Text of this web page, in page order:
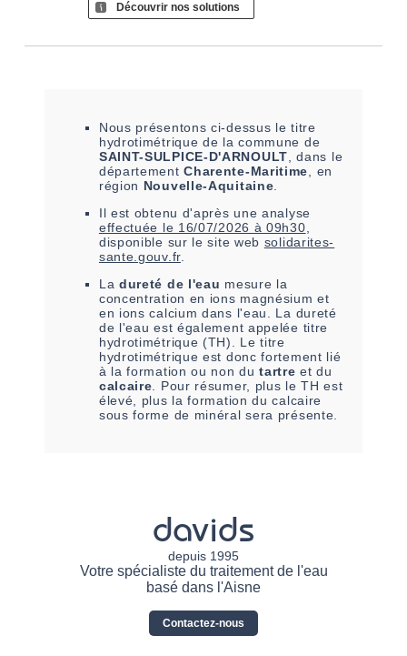
Découvrir nos solutions
Nous présentons ci-dessus le titre
hydrotimétrique de la commune de
SAINT-SULPICE-D'ARNOULT , dans le
départementCharente-Maritime , en
région Nouvelle-Aquitaine
Il est obtenu d'après une analyse
effectuée le 16/07/2026 à 09h30
disponible sur le site web solidarites-
sante.gouv.fr.
La dureté de l'eau mesure la
concentration en ions magnésium et
en ions calcium dans l'eau. La dureté
de l'eau est également appelée titre
hydrotimétrique (TH). Le titre
hydrotimétrique est donc fortement lié
à la formation ou non dutartre et du
calcaire . Pour résumer, plus le TH est
élevé, plus la formation du calcaire
sous forme de minéral sera présente.
davids
depuis 1995
Votre spécialiste du traitement de l'eau
basé dans l'Aisne
Contactez-nous